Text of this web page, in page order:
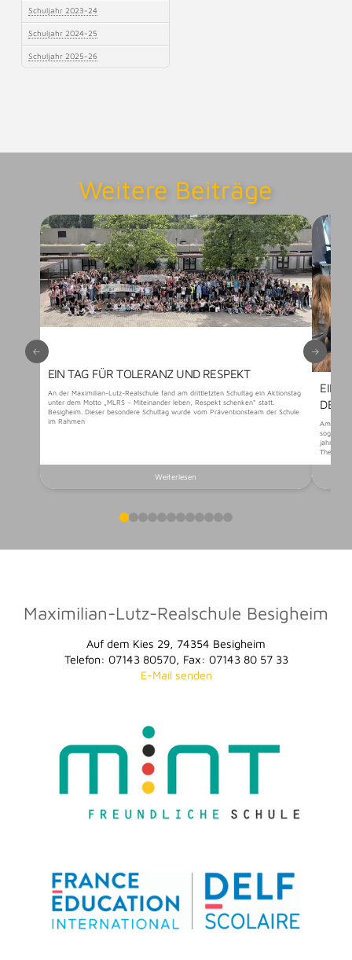
Schuljahr 2023-24
Schuljahr 2024-25
Schuljahr 2025-26
Weitere Beiträge
EIN TAG FÜR TOLERANZ UND RESPEKT
An der Maximilian-Lutz-Realschule fand am drittletzten Schultag ein Aktionstag
unter dem Motto „MLRS – Miteinander leben, Respekt schenken“ statt.
Besigheim. Dieser besondere Schultag wurde vom Präventionsteam der Schule
im Rahmen
Weiterlesen
EIN
DER
Am
Themen
0 1 2 3 4 5 6 7 8 9 1011
Maximilian-Lutz-Realschule Besigheim
Auf dem Kies 29, 74354 Besigheim
Telefon: 07143 80570, Fax: 07143 80 57 33
E-Mail senden